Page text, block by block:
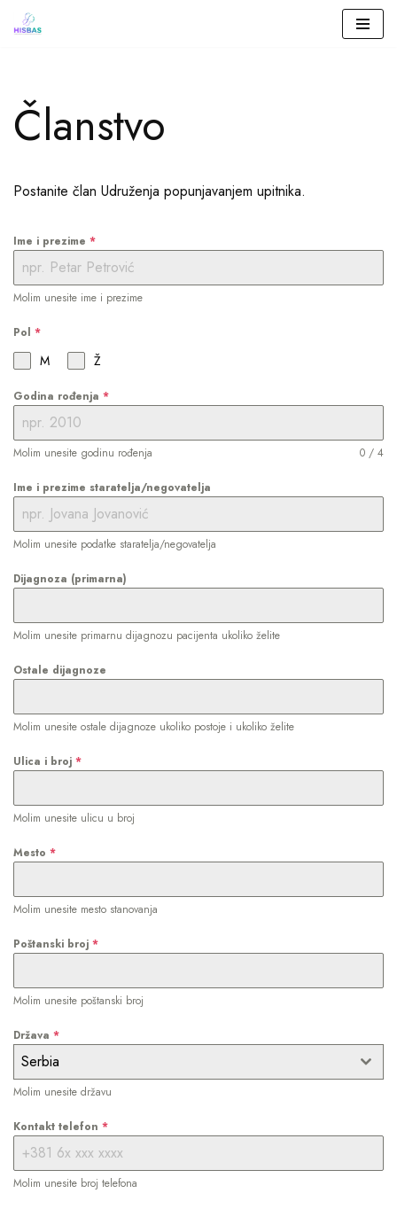
content
Članstvo
Postanite član Udruženja popunjavanjem upitnika.
Ime i prezime *
Molim unesite ime i prezime
Pol *
M Ž
Godina rođenja *
Molim unesite godinu rođenja 0 / 4
Ime i prezime staratelja/negovatelja
Molim unesite podatke staratelja/negovatelja
Dijagnoza (primarna)
Molim unesite primarnu dijagnozu pacijenta ukoliko želite
Ostale dijagnoze
Molim unesite ostale dijagnoze ukoliko postoje i ukoliko želite
Ulica i broj *
Molim unesite ulicu u broj
Mesto *
Molim unesite mesto stanovanja
Poštanski broj *
Molim unesite poštanski broj
Država *
Serbia
Molim unesite državu
Kontakt telefon *
Molim unesite broj telefona